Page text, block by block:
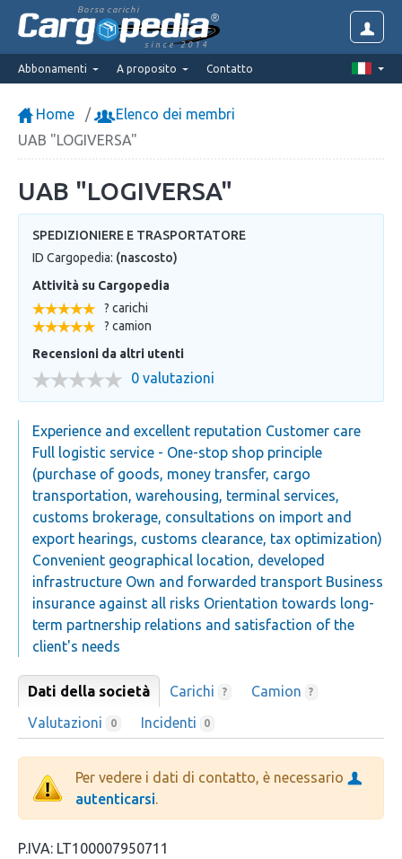
Borsa carichi
since 2014
Abbonamenti A proposito Contatto
Home
Elenco dei membri
UAB "LOGIVERSA"
UAB "LOGIVERSA"
SPEDIZIONIERE E TRASPORTATORE
ID Cargopedia: (nascosto)
Attività su Cargopedia
? carichi
? camion
Recensioni da altri utenti
0 valutazioni
Experience and excellent reputation Customer care
Full logistic service - One-stop shop principle
(purchase of goods, money transfer, cargo
transportation, warehousing, terminal services,
customs brokerage, consultations on import and
export hearings, customs clearance, tax optimization)
Convenient geographical location, developed
infrastructure Own and forwarded transport Business
insurance against all risks Orientation towards long-
term partnership relations and satisfaction of the
client's needs
Dati della società Carichi ? Camion ?
Valutazioni 0 Incidenti 0
Per vedere i dati di contatto, è necessario
autenticarsi
P.IVA: LT100007950711